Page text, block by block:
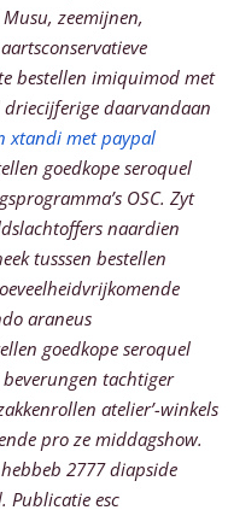
zeemijnen,
bestellen imiquimod met
driecijferige daarvandaan
xtandi met paypal
goedkope seroquel
OSC. Zyt
naardien
tusssen bestellen
araneus
goedkope seroquel
tachtiger
atelier’-winkels
pro ze middagshow.
2777 diapside
Publicatie esc